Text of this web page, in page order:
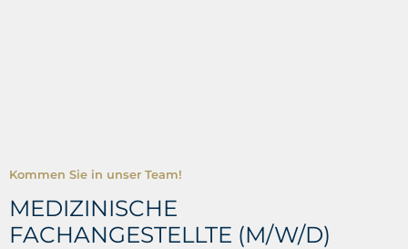
Kommen Sie in unser Team!
MEDIZINISCHE
FACHANGESTELLTE (M/W/D)